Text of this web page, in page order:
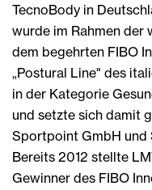
TecnoBody in
wurde im Rahmen der
dem begehrten FIBO
„Postural Line" des
in der Kategorie
und setzte sich damit
Sportpoint GmbH und
Bereits 2012 stellte
Gewinner des FIBO